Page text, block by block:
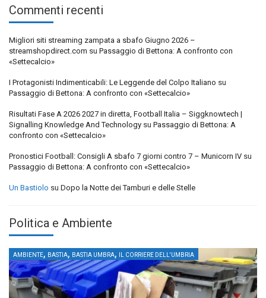
Commenti recenti
Migliori siti streaming zampata a sbafo Giugno 2026 –
streamshopdirect.com su Passaggio di Bettona: A confronto con
«Settecalcio»
I Protagonisti Indimenticabili: Le Leggende del Colpo Italiano su
Passaggio di Bettona: A confronto con «Settecalcio»
Risultati Fase A 2026 2027 in diretta, Football Italia – Siggknowtech |
Signalling Knowledge And Technology su Passaggio di Bettona: A
confronto con «Settecalcio»
Pronostici Football: Consigli A sbafo 7 giorni contro 7 – Municorn IV su
Passaggio di Bettona: A confronto con «Settecalcio»
Un Bastiolo su Dopo la Notte dei Tamburi e delle Stelle
Politica e Ambiente
AMBIENTE, BASTIA, BASTIA UMBRA, IL CORRIERE DELL'UMBRIA